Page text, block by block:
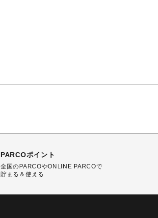
PARCOポイント
全国のPARCOやONLINE PARCOで
貯まる＆使える